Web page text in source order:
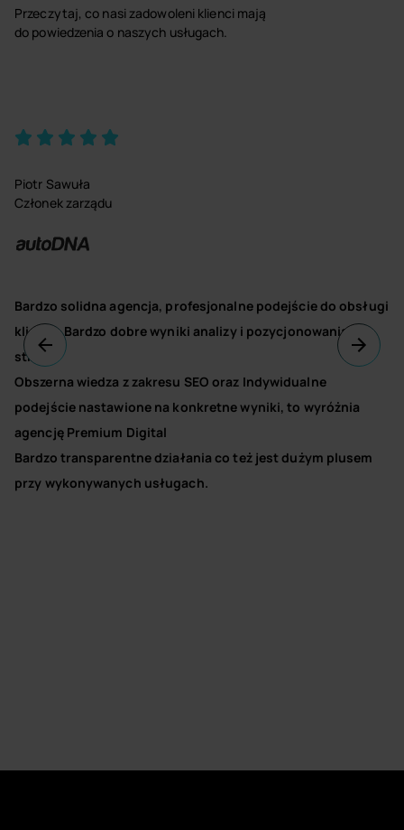
Przeczytaj, co nasi zadowoleni klienci mają
do powiedzenia o naszych usługach.
Piotr Sawuła
Członek zarządu
Bardzo solidna agencja, profesjonalne podejście do obsługi
klienta. Bardzo dobre wyniki analizy i pozycjonowania
strony.
Obszerna wiedza z zakresu SEO oraz Indywidualne
podejście nastawione na konkretne wyniki, to wyróżnia
agencję Premium Digital
Bardzo transparentne działania co też jest dużym plusem
przy wykonywanych usługach.